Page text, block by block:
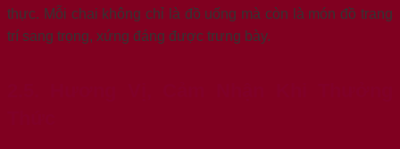
thực. Mỗi chai không chỉ là đồ uống mà còn là món đồ trang
trí sang trọng, xứng đáng được trưng bày.